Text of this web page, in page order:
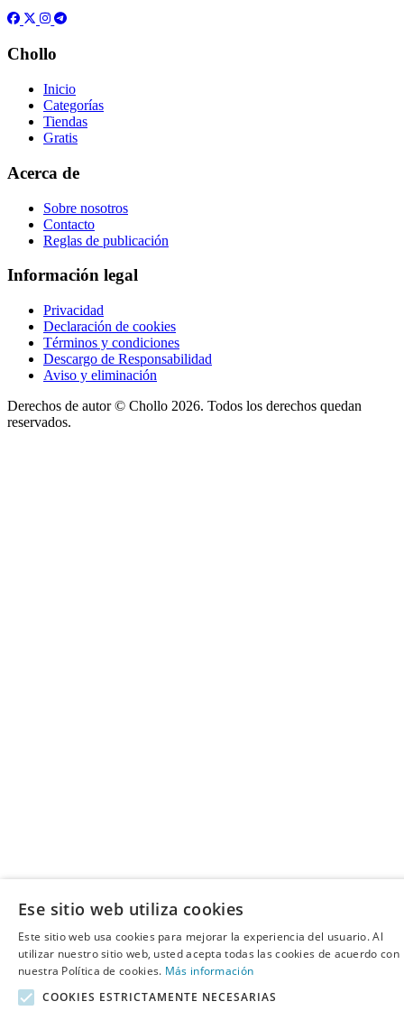
Chollo
Inicio
Categorías
Tiendas
Gratis
Acerca de
Sobre nosotros
Contacto
Reglas de publicación
Información legal
Privacidad
Declaración de cookies
Términos y condiciones
Descargo de Responsabilidad
Aviso y eliminación
Derechos de autor © Chollo 2026. Todos los derechos quedan
reservados.
Ese sitio web utiliza cookies
Este sitio web usa cookies para mejorar la experiencia del usuario. Al
utilizar nuestro sitio web, usted acepta todas las cookies de acuerdo con
nuestra Política de cookies. Más información
COOKIES ESTRICTAMENTE NECESARIAS